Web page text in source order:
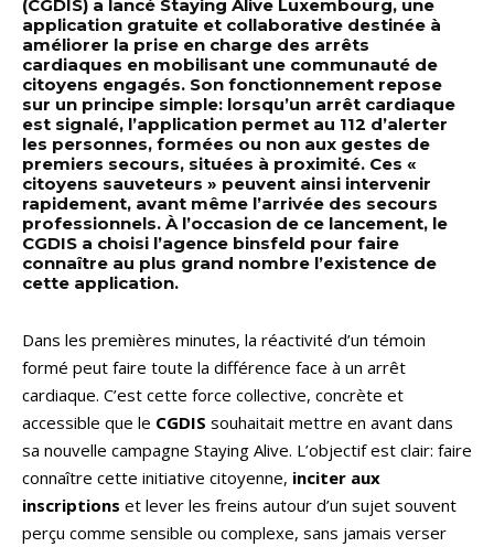
(CGDIS) a lancé Staying Alive Luxembourg, une
application gratuite et collaborative destinée à
améliorer la prise en charge des arrêts
cardiaques en mobilisant une communauté de
citoyens engagés. Son fonctionnement repose
sur un principe simple: lorsqu’un arrêt cardiaque
est signalé, l’application permet au 112 d’alerter
les personnes, formées ou non aux gestes de
premiers secours, situées à proximité. Ces «
citoyens sauveteurs » peuvent ainsi intervenir
rapidement, avant même l’arrivée des secours
professionnels. À l’occasion de ce lancement, le
CGDIS a choisi l’agence binsfeld pour faire
connaître au plus grand nombre l’existence de
cette application.
Dans les premières minutes, la réactivité d’un témoin
formé peut faire toute la différence face à un arrêt
cardiaque. C’est cette force collective, concrète et
accessible que le CGDIS souhaitait mettre en avant dans
sa nouvelle campagne Staying Alive. L’objectif est clair: faire
connaître cette initiative citoyenne, inciter aux
inscriptions et lever les freins autour d’un sujet souvent
perçu comme sensible ou complexe, sans jamais verser